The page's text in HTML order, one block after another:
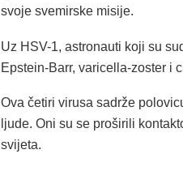
svoje svemirske misije.
Uz HSV-1, astronauti koji su
Epstein-Barr, varicella-zoster i
Ova četiri virusa sadrže
ljude. Oni su se proširili
svijeta.